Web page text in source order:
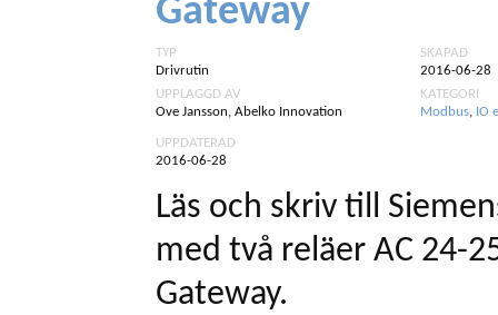
Gateway
TYP
Drivrutin
UPPLAGGD AV
Ove Jansson, Abelko Innovation
SKAPAD
2016-06-28
KATEGORI
Modbus, IO
UPPDATERAD
2016-06-28
Läs och skriv till
med två reläer AC 24-
Gateway.